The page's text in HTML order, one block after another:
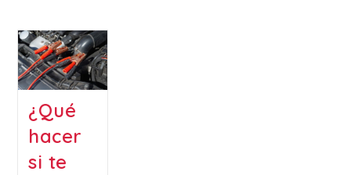
¿Qué
hacer
si te